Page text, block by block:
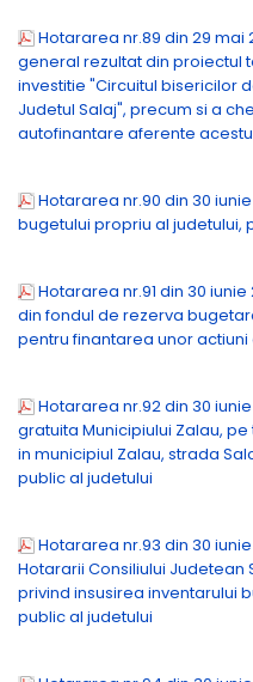
Hotararea nr.89 din 29
general rezultat din proiectul
investitie "Circuitul bisericilor
Judetul Salaj", precum si a
autofinantare aferente
Hotararea nr.90 din 30
bugetului propriu al judetului,
Hotararea nr.91 din 30
din fondul de rezerva
pentru finantarea unor
Hotararea nr.92 din 30
gratuita Municipiului Zalau,
in municipiul Zalau, strada
public al judetului
Hotararea nr.93 din 30
Hotararii Consiliului Judetean
privind insusirea inventarului
public al judetului